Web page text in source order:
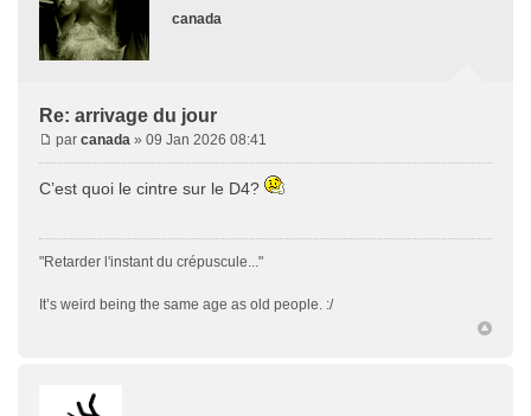
canada
Re: arrivage du jour
par canada » 09 Jan 2026 08:41
C’est quoi le cintre sur le D4?
"Retarder l'instant du crépuscule..."
It’s weird being the same age as old people. :/